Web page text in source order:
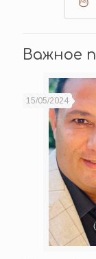
Важное
15/05/2024